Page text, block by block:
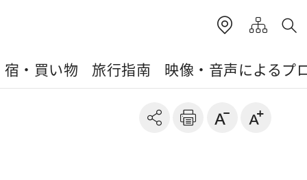
宿・買い物 旅行指南 映像・音声によるプ